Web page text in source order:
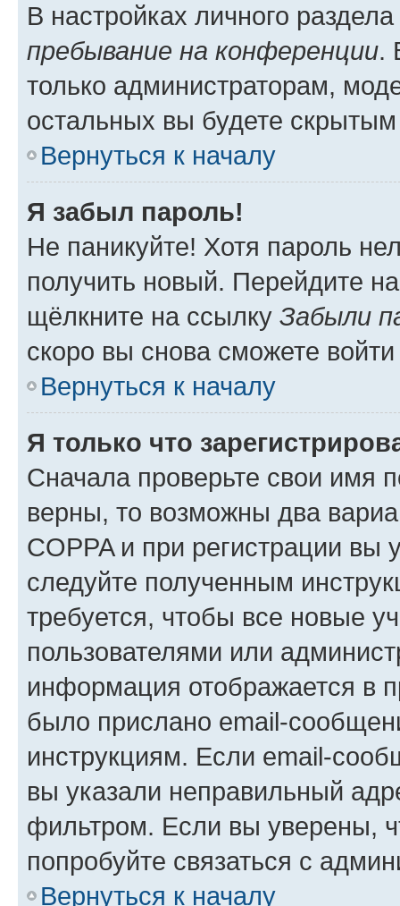
В настройках личного
пребывание на конференции.
только администраторам,
остальных вы будете
Вернуться к началу
Я забыл пароль!
Не паникуйте! Хотя пароль
получить новый. Перейдите
щёлкните на ссылку Забыли
скоро вы снова сможете
Вернуться к началу
Я только что
Сначала проверьте свои имя
верны, то возможны два
COPPA и при регистрации вы
следуйте полученным
требуется, чтобы все новые
пользователями или
информация отображается в
было прислано email-
инструкциям. Если email-
вы указали неправильный
фильтром. Если вы уверены,
попробуйте связаться с
Вернуться к началу